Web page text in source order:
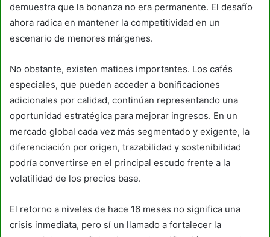
demuestra que la bonanza no era permanente. El desafío
ahora radica en mantener la competitividad en un
escenario de menores márgenes.
No obstante, existen matices importantes. Los cafés
especiales, que pueden acceder a bonificaciones
adicionales por calidad, continúan representando una
oportunidad estratégica para mejorar ingresos. En un
mercado global cada vez más segmentado y exigente, la
diferenciación por origen, trazabilidad y sostenibilidad
podría convertirse en el principal escudo frente a la
volatilidad de los precios base.
El retorno a niveles de hace 16 meses no significa una
crisis inmediata, pero sí un llamado a fortalecer la